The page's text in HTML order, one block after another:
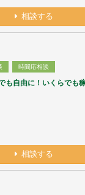
相談する
時間応相談
も自由に！いくらでも
相談する